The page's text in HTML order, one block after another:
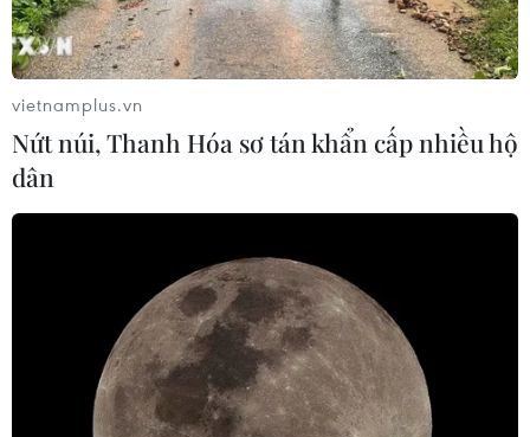
vietnamplus.vn
Nứt núi, Thanh Hóa sơ tán khẩn cấp nhiều hộ
dân